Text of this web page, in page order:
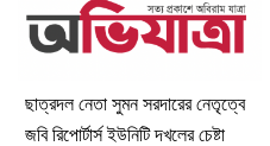
ছাত্রদল নেতা সুমন সরদারের নেতৃত্বে
জবি রিপোর্টার্স ইউনিটি দখলের চেষ্টা